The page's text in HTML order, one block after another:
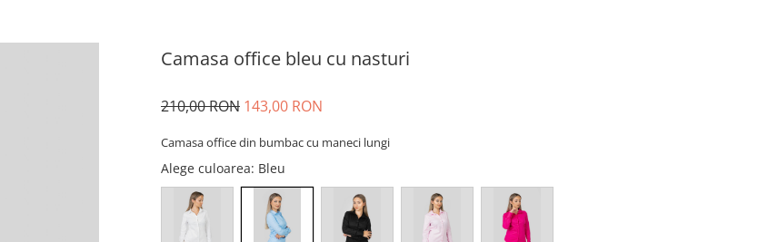
Camasa office bleu cu nasturi
210,00 RON 143,00 RON
Camasa office din bumbac cu maneci lungi
Alege culoarea: Bleu